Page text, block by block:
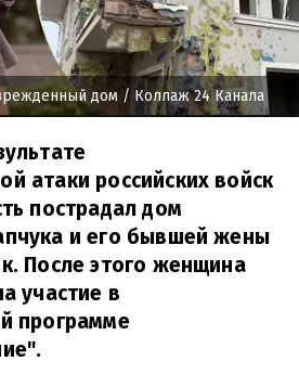
дом/ Коллаж 24 Канала
атаки российских войск
пострадал дом
и его бывшей жены
После этого женщина
участие в
программе